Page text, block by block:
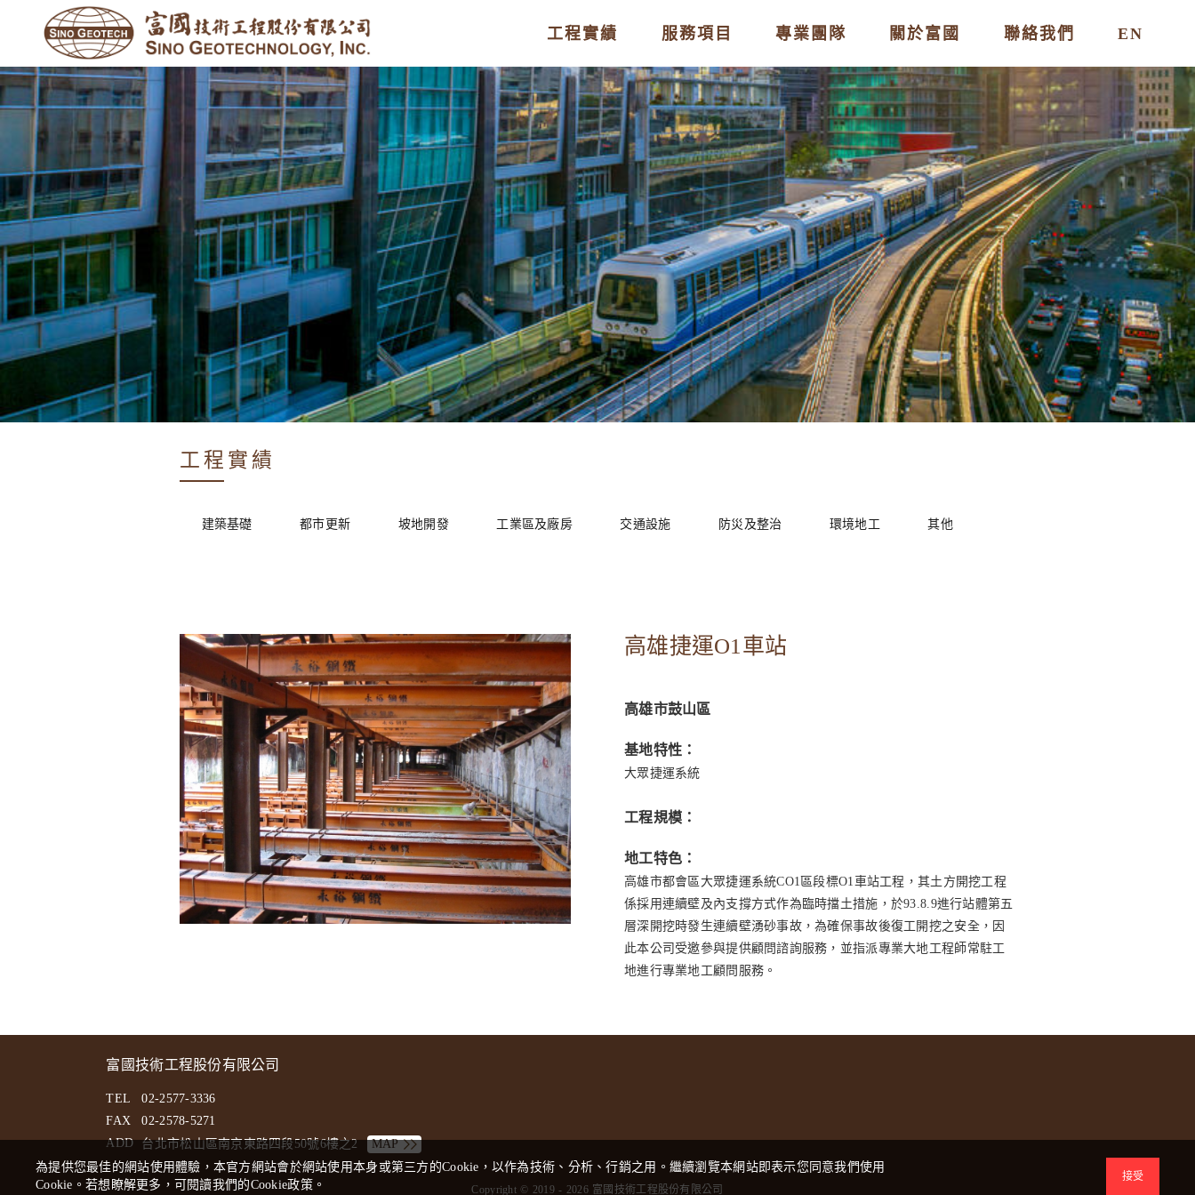
工程實績 服務項目 專業團隊 關於富國 聯絡我們 EN
工程實績
建築基礎 都市更新 坡地開發 工業區及廠房 交通設施 防災及整治 環境地工 其他
高雄捷運O1車站
高雄市鼓山區
基地特性：
大眾捷運系統
工程規模：
地工特色：
高雄市都會區大眾捷運系統CO1區段標O1車站工程，其土方開挖工程
係採用連續壁及內支撐方式作為臨時擋土措施，於93.8.9進行站體第五
層深開挖時發生連續壁湧砂事故，為確保事故後復工開挖之安全，因
此本公司受邀參與提供顧問諮詢服務，並指派專業大地工程師常駐工
地進行專業地工顧問服務。
富國技術工程股份有限公司
TEL
02-2577-3336
FAX
02-2578-5271
ADD
台北市松山區南京東路四段50號6樓之2
Copyright © 2019 - 2026 富國技術工程股份有限公司
為提供您最佳的網站使用體驗，本官方網站會於網站使用本身或第三方的Cookie，以作為技術、分析、行銷之用。繼續瀏覽本網站即表示您同意我們使用
Cookie。若想瞭解更多，可閱讀我們的Cookie政策。
接受